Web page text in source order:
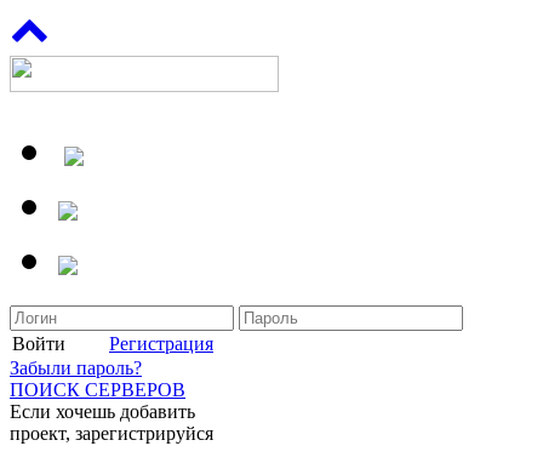
Войти
Регистрация
Забыли пароль?
ПОИСК СЕРВЕРОВ
Если хочешь добавить
проект, зарегистрируйся